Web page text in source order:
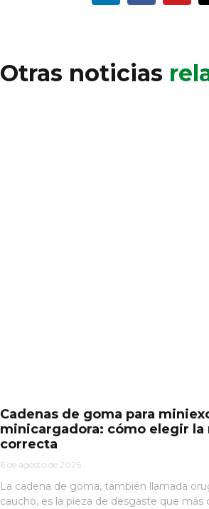
Otras noticias
Cadenas de goma para
minicargadora: cómo elegir la
correcta
6 de agosto de 2026
La cadena de goma, también llamada
caucho, es la pieza de desgaste que más